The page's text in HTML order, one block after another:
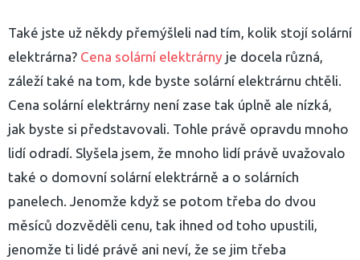
Také jste už někdy přemýšleli nad tím, kolik stojí solární
elektrárna? Cena solární elektrárny je docela různá,
záleží také na tom, kde byste solární elektrárnu chtěli.
Cena solární elektrárny není zase tak úplně ale nízká,
jak byste si představovali. Tohle právě opravdu mnoho
lidí odradí. Slyšela jsem, že mnoho lidí právě uvažovalo
také o domovní solární elektrárně a o solárních
panelech. Jenomže když se potom třeba do dvou
měsíců dozvěděli cenu, tak ihned od toho upustili,
jenomže ti lidé právě ani neví, že se jim třeba